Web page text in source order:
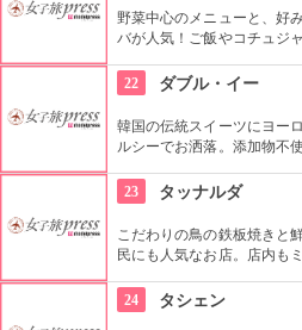
野菜中心のメニューと、好
バが人気！ご飯やコチュジ
サラダ丼のようなビビンバ
す。
22 ダブル・イー
韓国の伝統スイーツにヨー
ルシーでお洒落。添加物不
テイクアウト可。
23 タッナルダ
こだわりの鳥の鉄板焼きと
民にも人気なお店。店内も
認定を受けているのでビー
い。
24 タシェン